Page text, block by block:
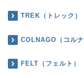
TREK（トレック）
COLNAGO（コルナ
FELT（フェルト）